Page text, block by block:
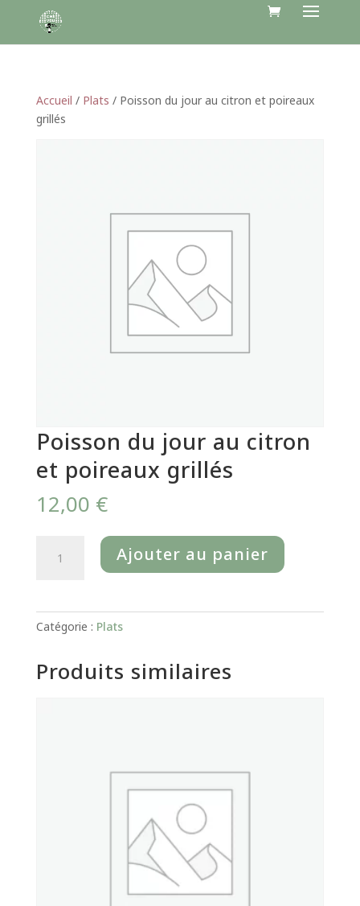
Accueil / Plats / Poisson du jour au citron et poireaux
grillés
Poisson du jour au citron
et poireaux grillés
12,00 €
et
Ajouter au panier
Catégorie : Plats
Produits similaires